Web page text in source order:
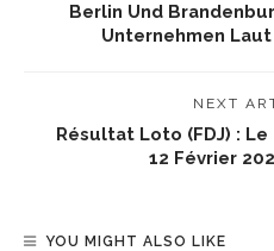
Berlin Und
Unternehmen
NEXT
Résultat Loto (FDJ) :
12 Février
YOU MIGHT ALSO LIKE